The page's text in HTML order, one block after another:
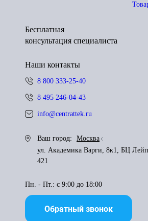
Бесплатная
консультация специалиста
Наши контакты
8 800 333-25-40
8 495 246-04-43
info@centrattek.ru
Ваш город:
Москва
ул. Академика Варги, 8к1, БЦ
421
Пн. - Пт.: с 9:00 до 18:00
Обратный звонок